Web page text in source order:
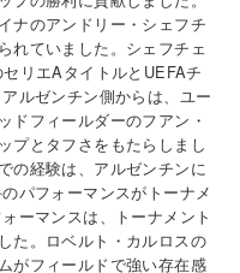
ナのアンドリー・シェフチ
れていました。シェフチェ
リエAタイトルとUEFAチ
ルゼンチン側からは、ユー
ドフィールダーのフアン・
プとタフさをもたらしまし
の経験は、アルゼンチンに
パフォーマンスがトーナメ
ーマンスは、トーナメント
た。ロベルト・カルロスの
がフィールドで強い存在感